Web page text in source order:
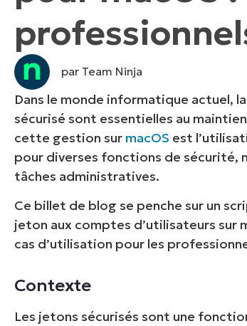
CONTACTER NOTRE
FEUILLE DE ROUTE
CONTACTER
CONTACTER
DÉMONSTRATION
par Team Ninja
Dans le monde informatique actuel,
sécurisé sont essentielles au
cette gestion sur macOS est
pour diverses fonctions de sécurité,
tâches administratives.
Ce billet de blog se penche sur un
jeton aux comptes d’utilisateurs sur
cas d’utilisation pour les
Contexte
Les jetons sécurisés sont une